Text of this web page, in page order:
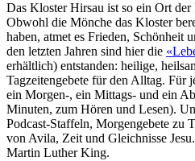
Das Kloster Hirsau ist so ein Ort
Obwohl die Mönche das Kloster
haben, atmet es Frieden, Schönheit
den letzten Jahren sind hier die
erhältlich) entstanden: heilige,
Tagzeitengebete für den Alltag. Für
ein Morgen-, ein Mittags- und ein
Minuten, zum Hören und Lesen).
Podcast-Staffeln, Morgengebete zu
von Avila, Zeit und Gleichnisse
Martin Luther King.